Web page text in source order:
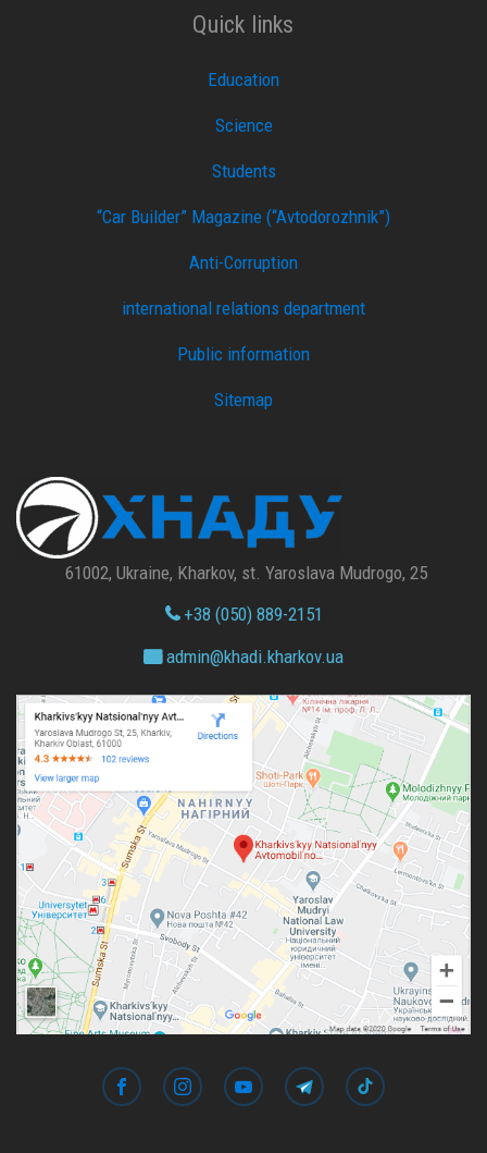
Quick links
Education
Science
Students
“Car Builder” Magazine (“Avtodorozhnik”)
Anti-Corruption
international relations department
Public information
Sitemap
61002, Ukraine, Kharkov, st. Yaroslava Mudrogo, 25
+38 (050) 889-2151
admin@khadi.kharkov.ua